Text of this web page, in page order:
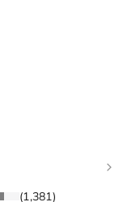
(1,381)